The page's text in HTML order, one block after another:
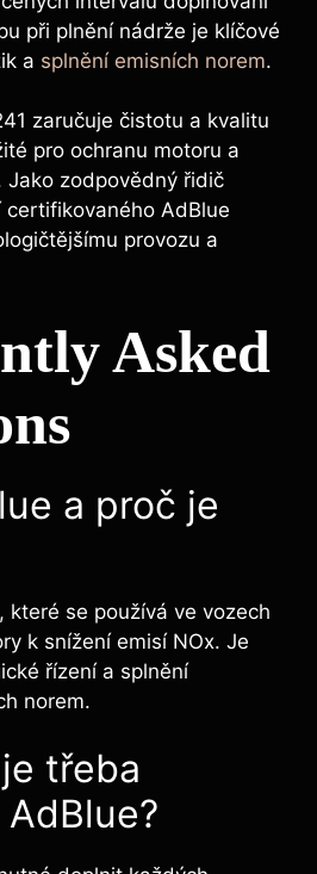
při plnění nádrže je klíčové
a splnění emisních norem.
zaručuje čistotu a kvalitu
pro ochranu motoru a
Jako zodpovědný řidič
AdBlue
provozu a
Asked
a proč je
které se používá ve vozech
k snížení emisí NOx. Je
řízení a splnění
norem.
třeba